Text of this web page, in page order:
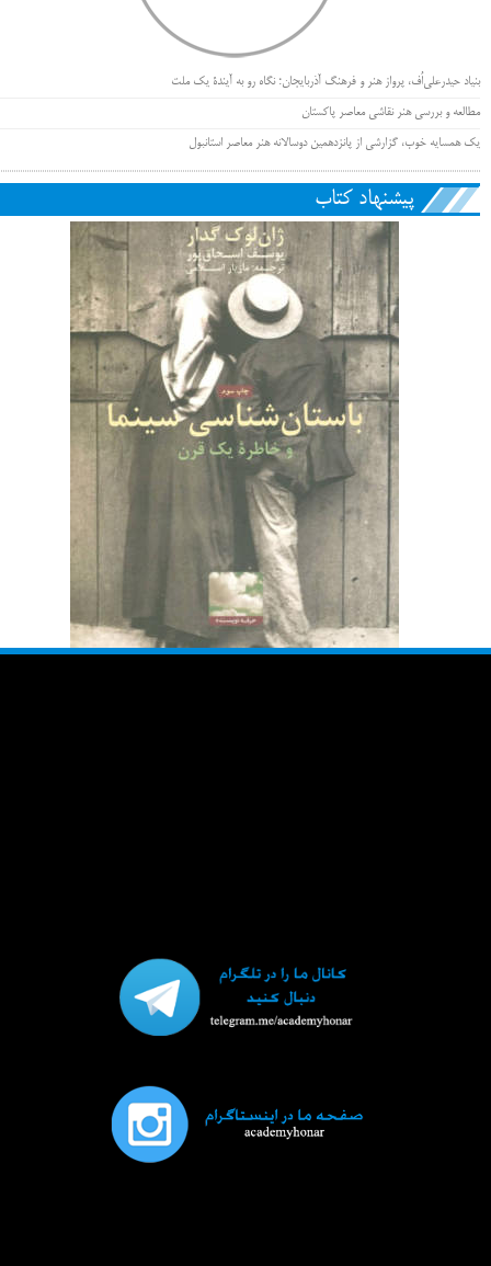
بنیاد حیدرعلی‌اُف، پرواز هنر و فرهنگ آذربایجان؛ نگاه رو به آیندۀ یک ملت
مطالعه و بررسی هنر نقاشی معاصر پاکستان
یک همسایه خوب، گزارشی از پانزدهمین دوسالانه هنر معاصر استانبول
پیشنهاد کتاب